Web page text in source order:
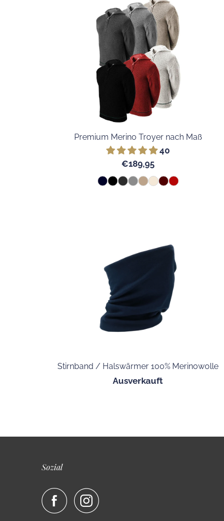
Premium Merino Troyer nach Maß
40
€189,95
Stirnband / Halswärmer 100% Merinowolle
Ausverkauft
Sozial